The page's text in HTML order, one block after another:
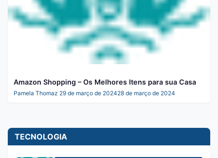
Amazon Shopping – Os Melhores Itens para sua Casa
Pamela Thomaz 29 de março de 202428 de março de 2024
TECNOLOGIA